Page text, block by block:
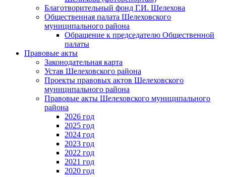
Благотворительный фонд Г.И. Шелехова
Общественная палата Шелеховского
муниципального района
Обращение к председателю Общественной
палаты
Правовые акты
Законодательная карта
Устав Шелеховского района
Проекты правовых актов Шелеховского
муниципального района
Правовые акты Шелеховского муниципального
района
2026 год
2025 год
2024 год
2023 год
2022 год
2021 год
2020 год